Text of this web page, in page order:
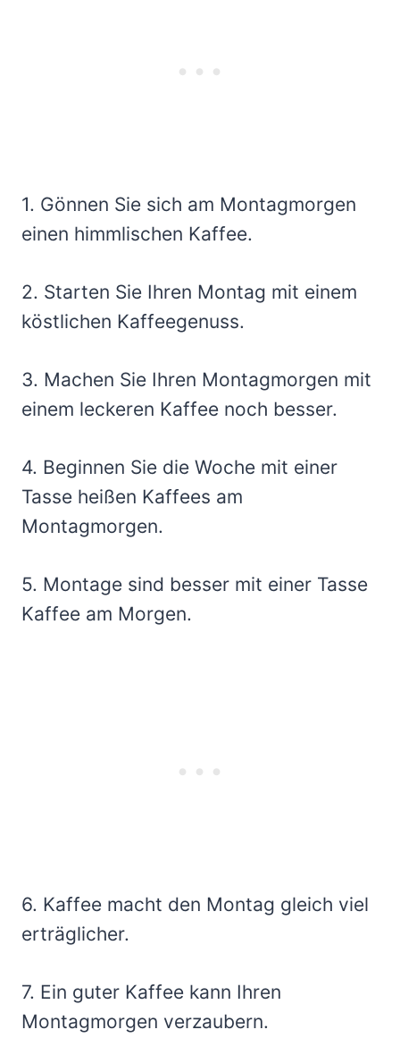
1. Gönnen Sie sich am Montagmorgen
einen himmlischen Kaffee.
2. Starten Sie Ihren Montag mit einem
köstlichen Kaffeegenuss.
3. Machen Sie Ihren Montagmorgen mit
einem leckeren Kaffee noch besser.
4. Beginnen Sie die Woche mit einer
Tasse heißen Kaffees am
Montagmorgen.
5. Montage sind besser mit einer Tasse
Kaffee am Morgen.
6. Kaffee macht den Montag gleich viel
erträglicher.
7. Ein guter Kaffee kann Ihren
Montagmorgen verzaubern.